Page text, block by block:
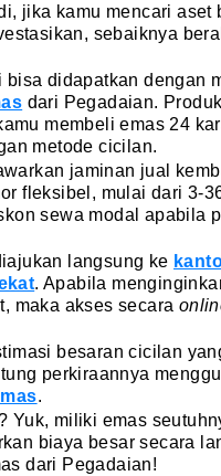
jika kamu mencari aset
sebaiknya
bisa didapatkan dengan
dari Pegadaian.
membeli emas 24
metode cicilan.
jaminan jual
fleksibel, mulai dari 3-
sewa modal apabila
langsung ke
. Apabila
maka akses secara
besaran cicilan
perkiraannya
.
Yuk, miliki emas
biaya besar secara
dari Pegadaian!